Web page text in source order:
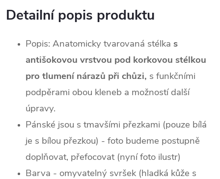
Detailní popis produktu
Popis: Anatomicky tvarovaná stélka s
antišokovou vrstvou pod korkovou stélkou
pro tlumení nárazů při chůzi, s funkčními
podpěrami obou kleneb a možností další
úpravy.
Pánské jsou s tmavšími přezkami (pouze bílá
je s bílou přezkou) - foto budeme postupně
doplňovat, přefocovat (nyní foto ilustr)
Barva - omyvatelný svršek (hladká kůže s